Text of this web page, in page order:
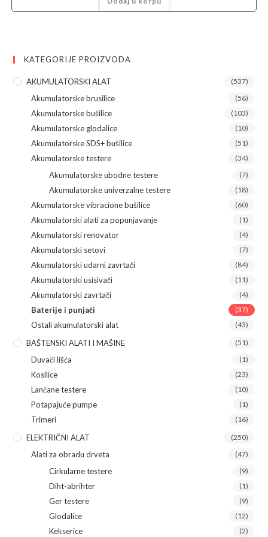
32.990,00 рсд.
KATEGORIJE PROIZVODA
AKUMULATORSKI ALAT (537)
Akumulatorske brusilice (56)
Akumulatorske bušilice (103)
Akumulatorske glodalice (10)
Akumulatorske SDS+ bušilice (51)
Akumulatorske testere (34)
Akumulatorske ubodne testere (7)
Akumulatorske univerzalne testere (18)
Akumulatorske vibracione bušilice (60)
Akumulatorski alati za popunjavanje (1)
Akumulatorski renovator (4)
Akumulatorski setovi (7)
Akumulatorski udarni zavrtači (84)
Akumulatorski usisivači (11)
Akumulatorski zavrtači (4)
Baterije i punjači (37)
Ostali akumulatorski alat (43)
BAŠTENSKI ALATI I MAŠINE (51)
Duvači lišća (1)
Kosilice (23)
Lančane testere (10)
Potapajuće pumpe (1)
Trimeri (16)
ELEKTRIČNI ALAT (250)
Alati za obradu drveta (47)
Cirkularne testere (9)
Diht-abrihter (1)
Ger testere (9)
Glodalice (12)
Kekserice (2)